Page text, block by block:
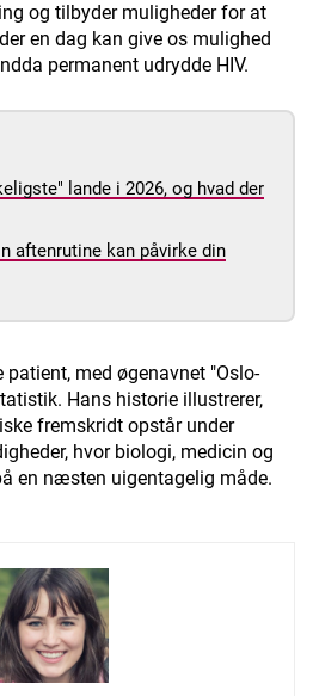
og tilbyder muligheder for at
en dag kan give os mulighed
permanent udrydde HIV.
lande i 2026, og hvad der
aftenrutine kan påvirke din
patient, med øgenavnet "Oslo-
Hans historie illustrerer,
fremskridt opstår under
hvor biologi, medicin og
en næsten uigentagelig måde.